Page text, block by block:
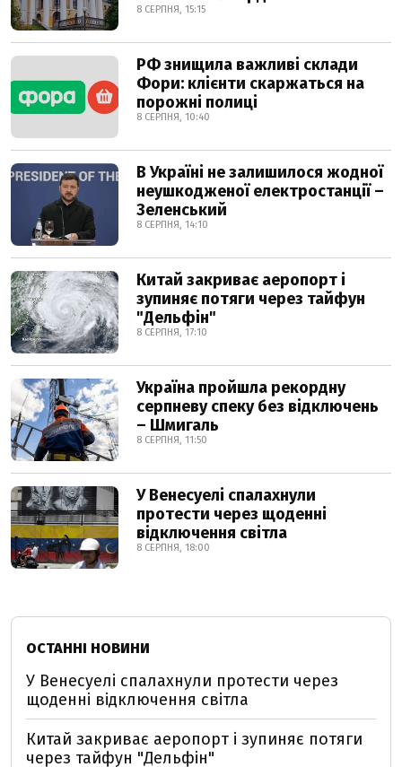
8 СЕРПНЯ, 15:15
РФ знищила важливі склади
Фори: клієнти скаржаться на
порожні полиці
8 СЕРПНЯ, 10:40
В Україні не залишилося жодної
неушкодженої електростанції –
Зеленський
8 СЕРПНЯ, 14:10
Китай закриває аеропорт і
зупиняє потяги через тайфун
"Дельфін"
8 СЕРПНЯ, 17:10
Україна пройшла рекордну
серпневу спеку без відключень
– Шмигаль
8 СЕРПНЯ, 11:50
У Венесуелі спалахнули
протести через щоденні
відключення світла
8 СЕРПНЯ, 18:00
ОСТАННІ НОВИНИ
У Венесуелі спалахнули протести через
щоденні відключення світла
Китай закриває аеропорт і зупиняє потяги
через тайфун "Дельфін"